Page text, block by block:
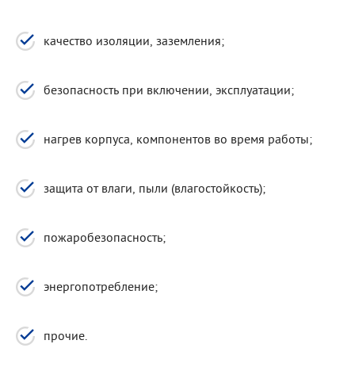
качество изоляции, заземления;
безопасность при включении, эксплуатации;
нагрев корпуса, компонентов во время работы;
защита от влаги, пыли (влагостойкость);
пожаробезопасность;
энергопотребление;
прочие.